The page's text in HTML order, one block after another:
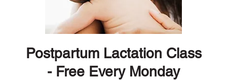
Postpartum Lactation Class
- Free Every Monday